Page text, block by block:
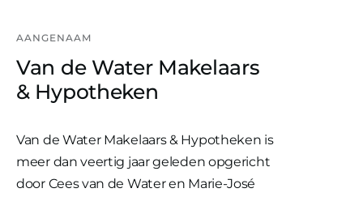
AANGENAAM
Van de Water Makelaars
& Hypotheken
Van de Water Makelaars & Hypotheken is
meer dan veertig jaar geleden opgericht
door Cees van de Water en Marie-José